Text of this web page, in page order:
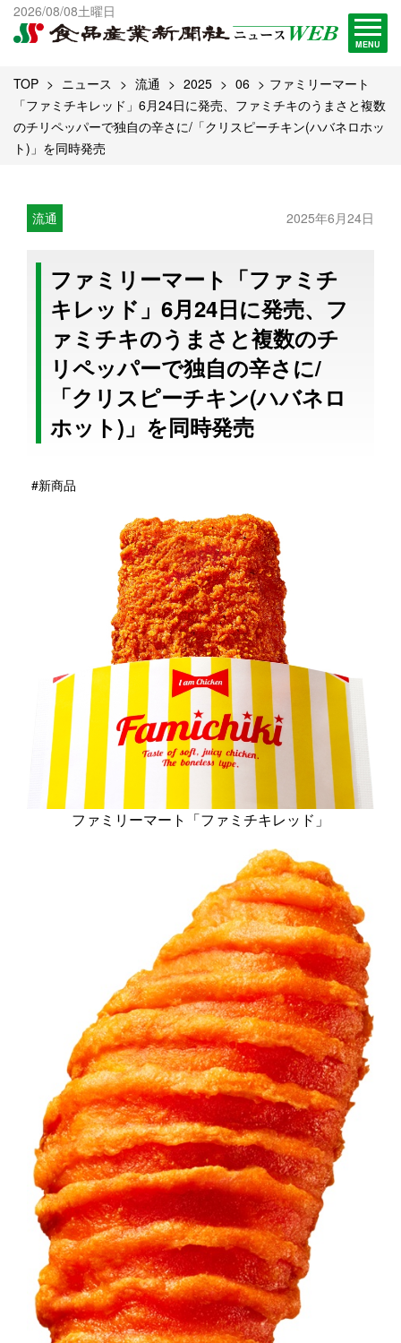
2026/08/08土曜日
MENU
出版物一覧へ
試読・購読申し込み
TOP ニュース 流通 2025 06
ファミリーマート
「ファミチキレッド」6月24日に発売、ファミチキのうまさと複数
のチリペッパーで独自の辛さに/「クリスピーチキン(ハバネロホッ
ト)」を同時発売
流通 2025年6月24日
ファミリーマート「ファミチ
キレッド」6月24日に発売、フ
ァミチキのうまさと複数のチ
リペッパーで独自の辛さに/
「クリスピーチキン(ハバネロ
ホット)」を同時発売
#新商品
ファミリーマート「ファミチキレッド」